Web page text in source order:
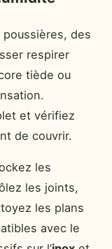
des
respirer
tiède ou
et vérifiez
de couvrir.
les
les joints,
les plans
avec le